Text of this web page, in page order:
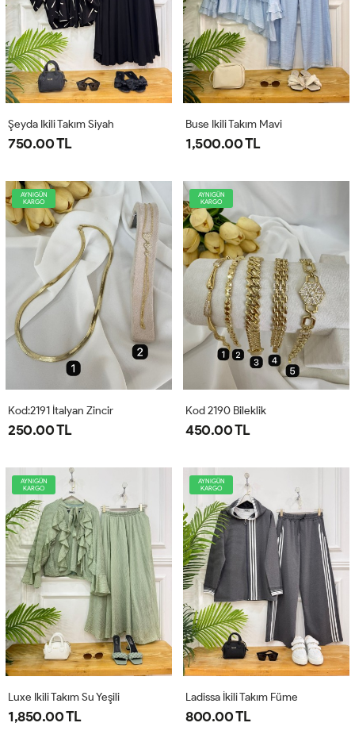
Şeyda Ikili Takım Siyah
750.00 TL
Buse Ikili Takım Mavi
1,500.00 TL
AYNIGÜN
KARGO
Kod:2191 İtalyan Zincir
250.00 TL
AYNIGÜN
KARGO
Kod 2190 Bileklik
450.00 TL
AYNIGÜN
KARGO
Luxe Ikili Takım Su Yeşili
1,850.00 TL
AYNIGÜN
KARGO
Ladissa İkili Takım Füme
800.00 TL